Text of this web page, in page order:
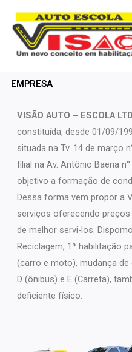
para
conteúdo
EMPRESA
VISÃO AUTO – ESCOLA
constituída, desde 01/09/
situada na Tv. 14 de março
filial na Av. Antônio Baena
objetivo a formação de
Dessa forma vem propor a
serviços oferecendo
de melhor servi-los.
Reciclagem, 1ª habilitação
(carro e moto), mudança de
D (ônibus) e E (Carreta),
deficiente físico.